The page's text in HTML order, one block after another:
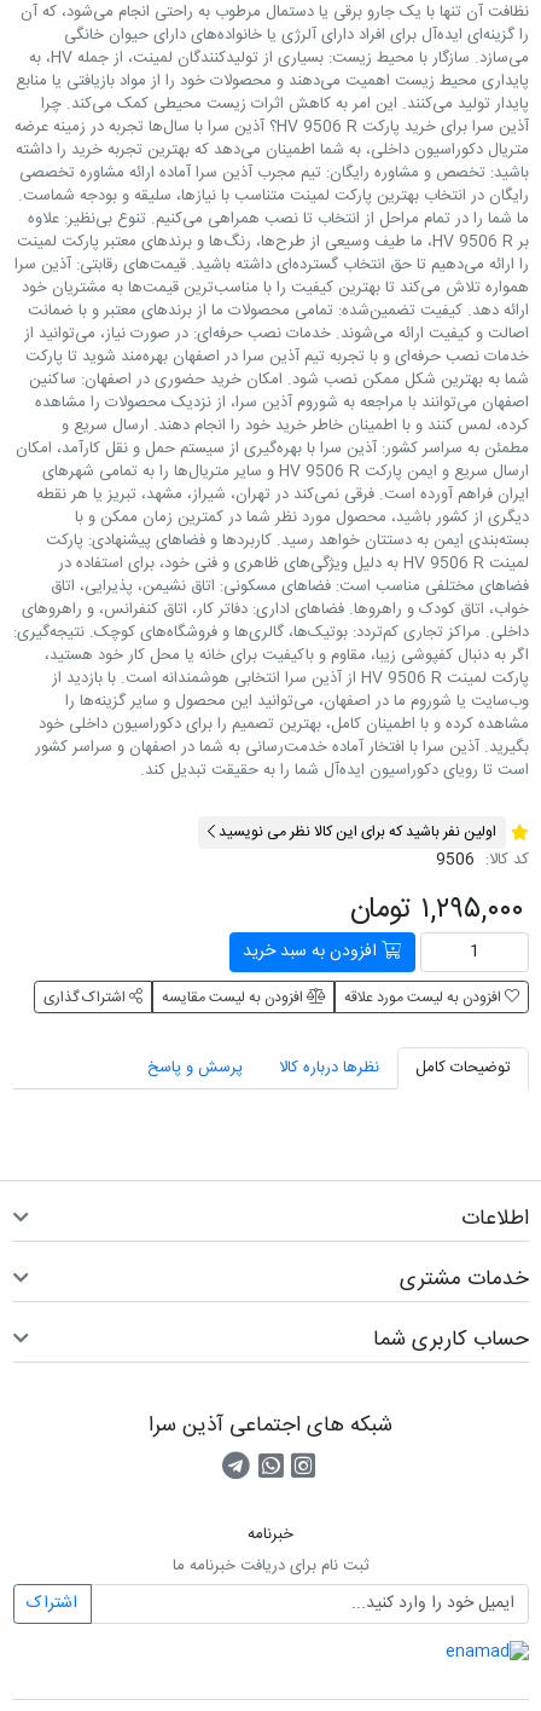
نظافت آن تنها با یک جارو برقی یا دستمال مرطوب به راحتی انجام می‌شود، که آن
را گزینه‌ای ایده‌آل برای افراد دارای آلرژی یا خانواده‌های دارای حیوان خانگی
می‌سازد. سازگار با محیط زیست: بسیاری از تولیدکنندگان لمینت، از جمله HV، به
پایداری محیط زیست اهمیت می‌دهند و محصولات خود را از مواد بازیافتی یا منابع
پایدار تولید می‌کنند. این امر به کاهش اثرات زیست محیطی کمک می‌کند. چرا
آذین سرا برای خرید پارکت HV 9506 R؟ آذین سرا با سال‌ها تجربه در زمینه عرضه
متریال دکوراسیون داخلی، به شما اطمینان می‌دهد که بهترین تجربه خرید را داشته
باشید: تخصص و مشاوره رایگان: تیم مجرب آذین سرا آماده ارائه مشاوره تخصصی
رایگان در انتخاب بهترین پارکت لمینت متناسب با نیازها، سلیقه و بودجه شماست.
ما شما را در تمام مراحل از انتخاب تا نصب همراهی می‌کنیم. تنوع بی‌نظیر: علاوه
بر HV 9506 R، ما طیف وسیعی از طرح‌ها، رنگ‌ها و برندهای معتبر پارکت لمینت
را ارائه می‌دهیم تا حق انتخاب گسترده‌ای داشته باشید. قیمت‌های رقابتی: آذین سرا
همواره تلاش می‌کند تا بهترین کیفیت را با مناسب‌ترین قیمت‌ها به مشتریان خود
ارائه دهد. کیفیت تضمین‌شده: تمامی محصولات ما از برندهای معتبر و با ضمانت
اصالت و کیفیت ارائه می‌شوند. خدمات نصب حرفه‌ای: در صورت نیاز، می‌توانید از
خدمات نصب حرفه‌ای و با تجربه تیم آذین سرا در اصفهان بهره‌مند شوید تا پارکت
شما به بهترین شکل ممکن نصب شود. امکان خرید حضوری در اصفهان: ساکنین
اصفهان می‌توانند با مراجعه به شوروم آذین سرا، از نزدیک محصولات را مشاهده
کرده، لمس کنند و با اطمینان خاطر خرید خود را انجام دهند. ارسال سریع و
مطمئن به سراسر کشور: آذین سرا با بهره‌گیری از سیستم حمل و نقل کارآمد، امکان
ارسال سریع و ایمن پارکت HV 9506 R و سایر متریال‌ها را به تمامی شهرهای
ایران فراهم آورده است. فرقی نمی‌کند در تهران، شیراز، مشهد، تبریز یا هر نقطه
دیگری از کشور باشید، محصول مورد نظر شما در کمترین زمان ممکن و با
بسته‌بندی ایمن به دستتان خواهد رسید. کاربردها و فضاهای پیشنهادی: پارکت
لمینت HV 9506 R به دلیل ویژگی‌های ظاهری و فنی خود، برای استفاده در
فضاهای مختلفی مناسب است: فضاهای مسکونی: اتاق نشیمن، پذیرایی، اتاق
خواب، اتاق کودک و راهروها. فضاهای اداری: دفاتر کار، اتاق کنفرانس، و راهروهای
داخلی. مراکز تجاری کم‌تردد: بوتیک‌ها، گالری‌ها و فروشگاه‌های کوچک. نتیجه‌گیری:
اگر به دنبال کفپوشی زیبا، مقاوم و باکیفیت برای خانه یا محل کار خود هستید،
پارکت لمینت HV 9506 R از آذین سرا انتخابی هوشمندانه است. با بازدید از
وب‌سایت یا شوروم ما در اصفهان، می‌توانید این محصول و سایر گزینه‌ها را
مشاهده کرده و با اطمینان کامل، بهترین تصمیم را برای دکوراسیون داخلی خود
بگیرید. آذین سرا با افتخار آماده خدمت‌رسانی به شما در اصفهان و سراسر کشور
است تا رویای دکوراسیون ایده‌آل شما را به حقیقت تبدیل کند.
اولین نفر باشید که برای این کالا نظر می نویسید
کد کالا: 9506
۱,۲۹۵,۰۰۰ تومان
افزودن به سبد خرید
افزودن به لیست مورد علاقه افزودن به لیست مقایسه اشتراک گذاری
توضیحات کامل نظرها درباره کالا پرسش و پاسخ
اطلاعات
خدمات مشتری
حساب کاربری شما
شبکه های اجتماعی آذین سرا
صفحه اینستاگرام
تماس با واتس اپ
کانال تلگرام
خبرنامه
ثبت نام برای دریافت خبرنامه ما
اشتراک